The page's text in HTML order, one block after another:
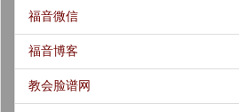
福音微信
福音博客
教会脸谱网